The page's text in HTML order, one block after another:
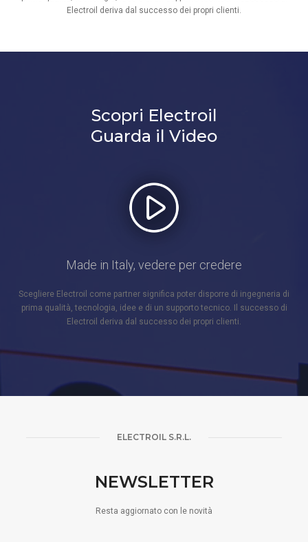
Electroil deriva dal successo dei propri clienti.
Scopri Electroil
Guarda il Video
Made in Italy, vedere per credere
Scegliere Electroil come partner significa poter disporre di ingegneria di
prima qualità, tecnologia, idee e di un supporto tecnico. Il successo di
Electroil deriva dal successo dei propri clienti.
ELECTROIL S.R.L.
NEWSLETTER
Resta aggiornato con le novità